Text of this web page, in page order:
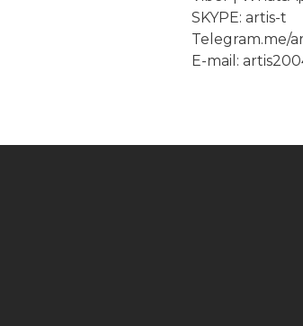
SKYPE: artis-t
Telegram.me/
E-mail: